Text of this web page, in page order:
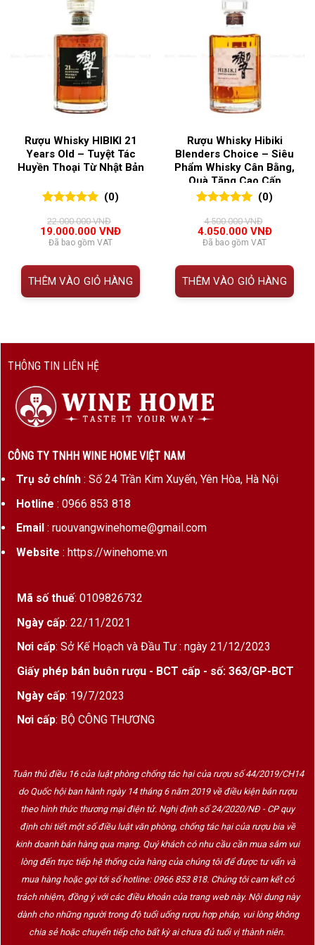
Rượu Whisky HIBIKI 21
Years Old – Tuyệt Tác
Huyền Thoại Từ Nhật Bản
đánh giá
(0)
22.000.000VNĐ
Giá
gốc
22.000.000 VNĐ.
19.000.000 VNĐGiá
là:
19.000.000 VNĐ.
Đã bao gồm VAT
THÊM VÀO GIỎ HÀNG
Rượu Whisky Hibiki
Blenders Choice – Siêu
Phẩm Whisky Cân Bằng,
Quà Tặng Cao Cấp
đánh giá
(0)
4.500.000VNĐ
Giá
gốc
4.500.000 VNĐ.
4.050.000 VNĐGiá
là:
Đã bao gồm VAT
THÊM VÀO GIỎ HÀNG
THÔNG TIN LIÊN HỆ
CÔNG TY TNHH WINE HOME VIỆT NAM
Trụ sở chính: Số 24 Trần Kim Xuyến, Yên Hòa, Hà Nội
Hotline : 0966 853 818
Email : ruouvangwinehome@gmail.com
Website : https://winehome.vn
Mã số thuế: 0109826732
Ngày cấp: 22/11/2021
Nơi cấp: Sở Kế Hoạch và Đầu Tư : ngày 21/12/2023
Giấy phép bán buôn rượu - BCT cấp - số: 363/GP-BCT
Ngày cấp: 19/7/2023
Nơi cấp: BỘ CÔNG THƯƠNG
Tuân thủ điều 16 của luật phòng chống tác hại của rượu số 44/2019/CH14
do Quốc hội ban hành ngày 14 tháng 6 năm 2019 về điều kiện bán rượu
theo hình thức thương mại điện tử. Nghị định số 24/2020/NĐ - CP quy
định chi tiết một số điều luật văn phòng, chống tác hại của rượu bia về
kinh doanh bán hàng qua mạng. Quý khách có nhu cầu cần mua sắm vui
lòng đến trực tiếp hệ thống cửa hàng của chúng tôi để được tư vấn và
mua hàng hoặc gọi tới số hotline: 0966 853 818. Chúng tôi cam kết có
trách nhiệm, đồng ý với các điều khoản của trang web này. Nội dung này
dành cho những người trong độ tuổi uống rượu hợp pháp, vui lòng không
chia sẻ hoặc chuyển tiếp cho bất kỳ ai chưa đủ tuổi vị thành niên.